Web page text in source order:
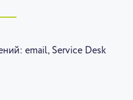
email, Service Desk